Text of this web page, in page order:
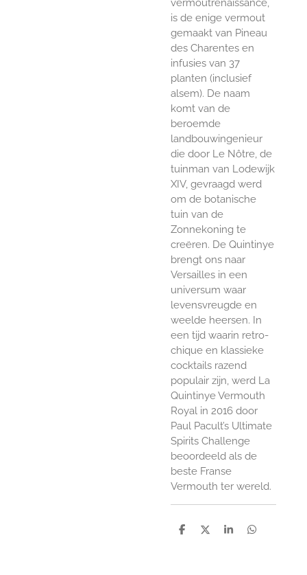
vermoutrenaissance,
is de enige vermout
gemaakt van Pineau
des Charentes en
infusies van 37
planten (inclusief
alsem). De naam
komt van de
beroemde
landbouwingenieur
die door Le Nôtre, de
tuinman van Lodewijk
XIV, gevraagd werd
om de botanische
tuin van de
Zonnekoning te
creëren. De Quintinye
brengt ons naar
Versailles in een
universum waar
levensvreugde en
weelde heersen. In
een tijd waarin retro-
chique en klassieke
cocktails razend
populair zijn, werd La
Quintinye Vermouth
Royal in 2016 door
Paul Pacult’s Ultimate
Spirits Challenge
beoordeeld als de
beste Franse
Vermouth ter wereld.
D
D
S
D